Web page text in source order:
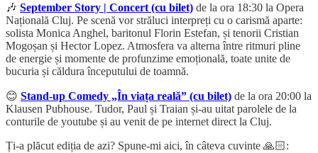
🎶 September Story | Concert (cu bilet) de la ora 18:30 la Opera
Națională Cluj. Pe scenă vor străluci interpreți cu o carismă aparte:
solista Monica Anghel, baritonul Florin Estefan, și tenorii Cristian
Mogoșan și Hector Lopez. Atmosfera va alterna între ritmuri pline
de energie și momente de profunzime emoțională, toate unite de
bucuria și căldura începutului de toamnă.
😊 Stand-up Comedy „În viața reală” (cu bilet) de la ora 20:00 la
Klausen Pubhouse. Tudor, Paul și Traian și-au uitat parolele de la
conturile de youtube și au venit de pe internet direct la Cluj.
Ți-a plăcut ediția de azi? Spune-mi aici, în câteva cuvinte 🙏🏻: